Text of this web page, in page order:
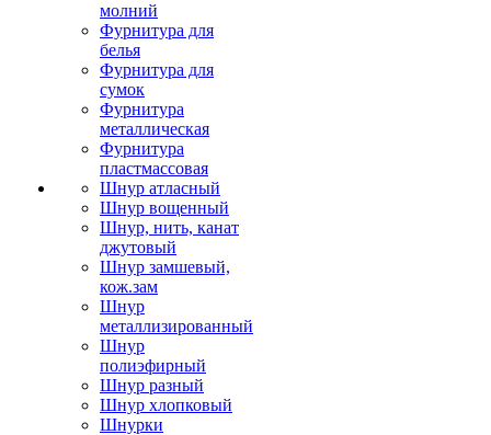
молний
Фурнитура для
белья
Фурнитура для
сумок
Фурнитура
металлическая
Фурнитура
пластмассовая
Шнур атласный
Шнур вощенный
Шнур, нить, канат
джутовый
Шнур замшевый,
кож.зам
Шнур
металлизированный
Шнур
полиэфирный
Шнур разный
Шнур хлопковый
Шнурки